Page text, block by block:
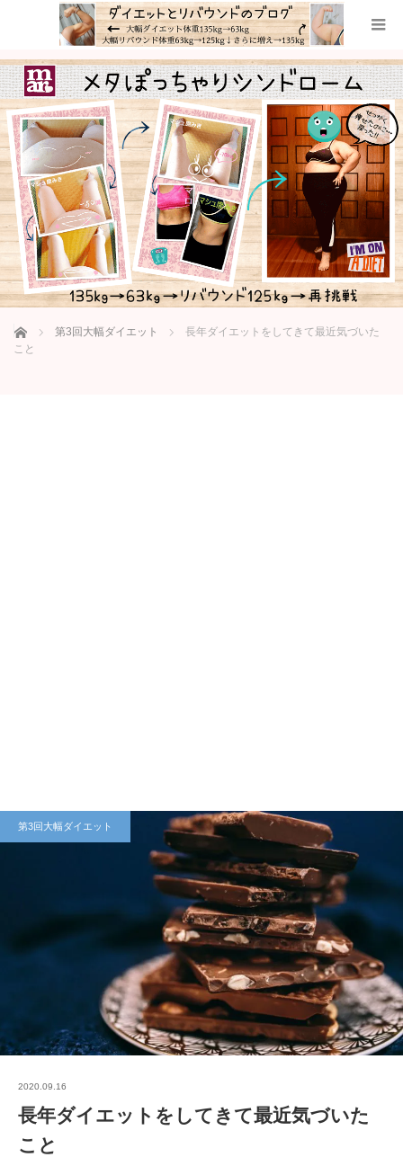
ホーム 第3回大幅ダイエット
長年ダイエットをしてきて最近気づいた
こと
第3回大幅ダイエット
2020.09.16
長年ダイエットをしてきて最近気づいた
こと